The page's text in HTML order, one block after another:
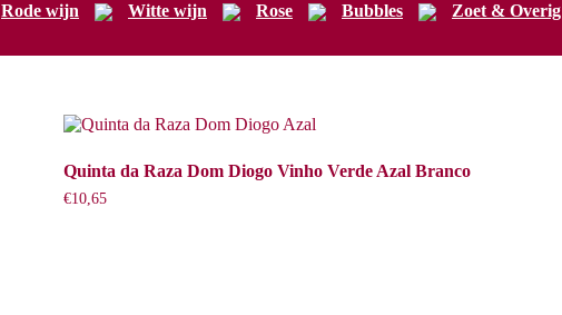
Rode wijn Witte wijn Rose Bubbles Zoet & Overig
Quinta da Raza Dom Diogo Vinho Verde Azal Branco
€10,65